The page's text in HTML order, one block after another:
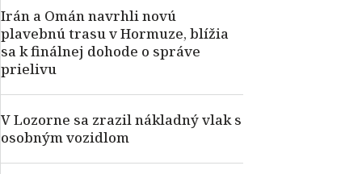
Irán a Omán navrhli novú
plavebnú trasu v Hormuze, blížia
sa k finálnej dohode o správe
prielivu
V Lozorne sa zrazil nákladný vlak s
osobným vozidlom